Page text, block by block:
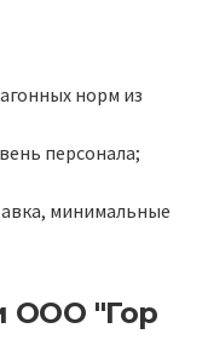
норм из
персонала;
минимальные
ООО "Гор